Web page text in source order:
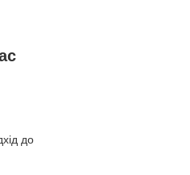
до